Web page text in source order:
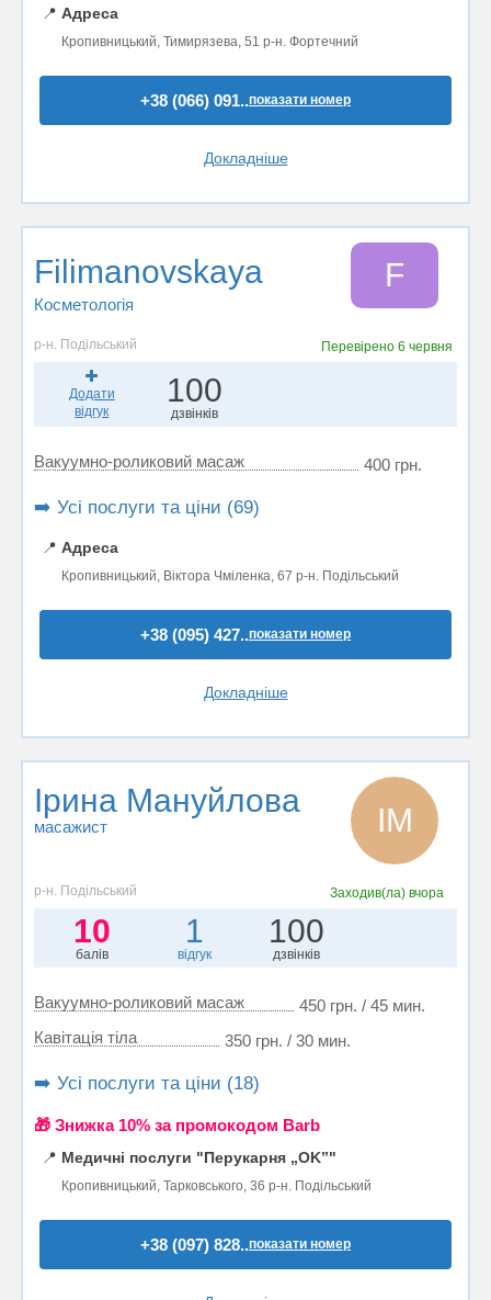
📍 Адреса
Кропивницький, Тимирязева, 51 р-н. Фортечний
+38 (066) 091..показати номер
Докладніше
Filimanovskaya
Косметологія
F
р-н. Подільський Перевірено 6 червня
Додати
відгук
100
дзвінків
Вакуумно-роликовий масаж 400 грн.
➡️ Усі послуги та ціни (69)
📍 Адреса
Кропивницький, Віктора Чміленка, 67 р-н. Подільський
+38 (095) 427..показати номер
Докладніше
Ірина Мануйлова
масажист ІМ
р-н. Подільський Заходив(ла) вчора
10
балів
1
відгук
100
дзвінків
Вакуумно-роликовий масаж
450 грн. / 45 мин.
Кавітація тіла
350 грн. / 30 мин.
➡️ Усі послуги та ціни (18)
🎁 Знижка 10% за промокодом Barb
📍 Медичні послуги "Перукарня „OK”"
Кропивницький, Тарковського, 36 р-н. Подільський
+38 (097) 828..показати номер